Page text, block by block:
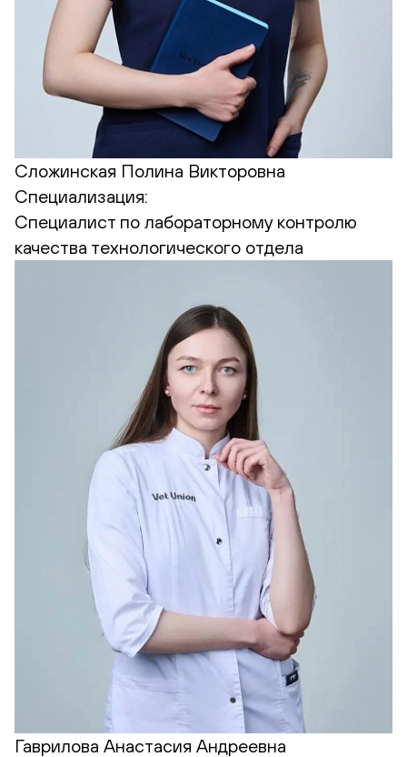
Сложинская Полина Викторовна
Специализация:
Cпециалист по лабораторному контролю
качества технологического отдела
Гаврилова Анастасия Андреевна